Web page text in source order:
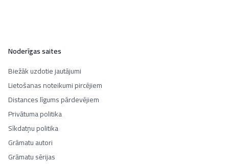
Noderīgas saites
Biežāk uzdotie jautājumi
Lietošanas noteikumi pircējiem
Distances līgums pārdevējiem
Privātuma politika
Sīkdatņu politika
Grāmatu autori
Grāmatu sērijas